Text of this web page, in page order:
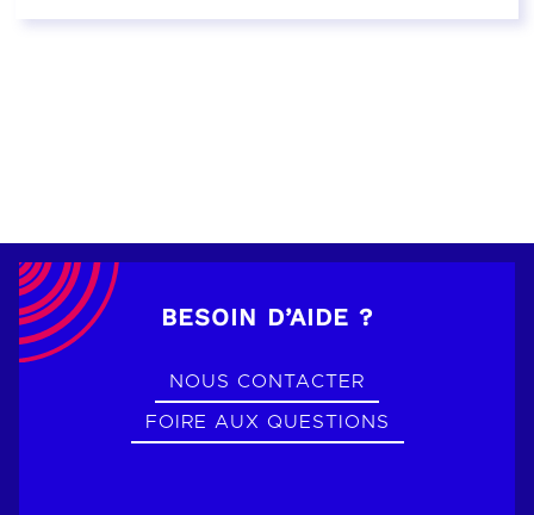
BESOIN D’AIDE ?
NOUS CONTACTER
FOIRE AUX QUESTIONS